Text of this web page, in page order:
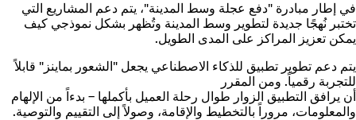
في إطار مبادرة "دفع عجلة وسط المدينة"، يتم دعم المشاريع التي
تختبر نُهجًا جديدة لتطوير وسط المدينة وتُظهر بشكل نموذجي كيف
يمكن تعزيز المراكز على المدى الطويل.
يتم دعم تطوير تطبيق للذكاء الاصطناعي يجعل "الشعور بماينز" قابلاً
للتجربة رقمياً. ومن المقرر
أن يرافق التطبيق الزوار طوال رحلة العميل بأكملها – بدءاً من الإلهام
والمعلومات، مروراً بالتخطيط والإقامة، وصولاً إلى التقييم والتوصية.